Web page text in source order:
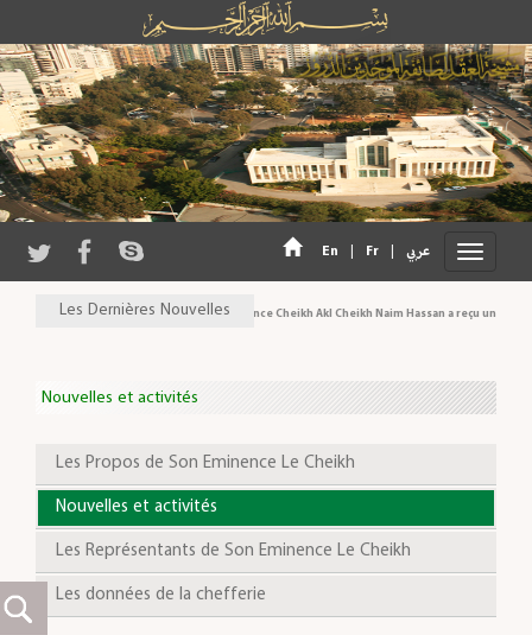
En Fr عربي
Les Dernières NouvellesSon Eminence Cheikh Akl Cheikh Naim Hassan a reçu une
Nouvelles et activités
Les Propos de Son Eminence Le Cheikh
Nouvelles et activités
Les Représentants de Son Eminence Le Cheikh
Les données de la chefferie